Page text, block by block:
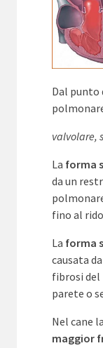
Dal punto
valvolare,
La forma
da un
fino al
La forma
causata
fibrosi del
parete o
Nel cane
maggior